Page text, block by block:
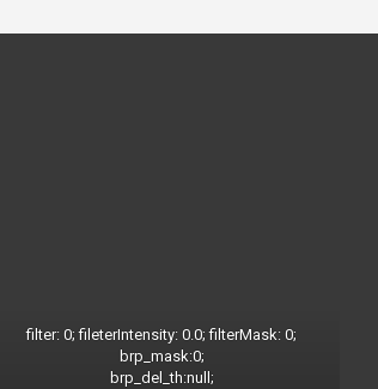
filter: 0; fileterIntensity: 0.0; filterMask: 0;
brp_mask:0;
brp_del_th:null;